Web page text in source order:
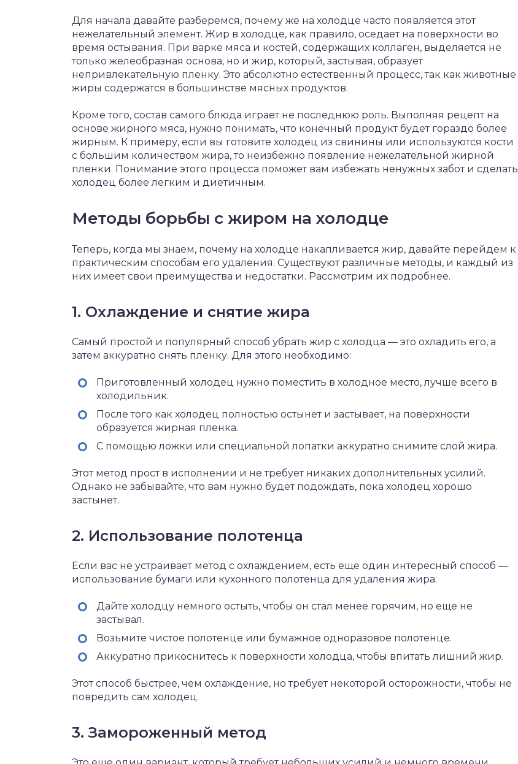
Для начала давайте разберемся, почему же на холодце часто появляется этот
нежелательный элемент. Жир в холодце, как правило, оседает на поверхности во
время остывания. При варке мяса и костей, содержащих коллаген, выделяется не
только желеобразная основа, но и жир, который, застывая, образует
непривлекательную пленку. Это абсолютно естественный процесс, так как животные
жиры содержатся в большинстве мясных продуктов.
Кроме того, состав самого блюда играет не последнюю роль. Выполняя рецепт на
основе жирного мяса, нужно понимать, что конечный продукт будет гораздо более
жирным. К примеру, если вы готовите холодец из свинины или используются кости
с большим количеством жира, то неизбежно появление нежелательной жирной
пленки. Понимание этого процесса поможет вам избежать ненужных забот и сделать
холодец более легким и диетичным.
Методы борьбы с жиром на холодце
Теперь, когда мы знаем, почему на холодце накапливается жир, давайте перейдем к
практическим способам его удаления. Существуют различные методы, и каждый из
них имеет свои преимущества и недостатки. Рассмотрим их подробнее.
1. Охлаждение и снятие жира
Самый простой и популярный способ убрать жир с холодца — это охладить его, а
затем аккуратно снять пленку. Для этого необходимо:
Приготовленный холодец нужно поместить в холодное место, лучше всего в
холодильник.
После того как холодец полностью остынет и застывает, на поверхности
образуется жирная пленка.
С помощью ложки или специальной лопатки аккуратно снимите слой жира.
Этот метод прост в исполнении и не требует никаких дополнительных усилий.
Однако не забывайте, что вам нужно будет подождать, пока холодец хорошо
застынет.
2. Использование полотенца
Если вас не устраивает метод с охлаждением, есть еще один интересный способ —
использование бумаги или кухонного полотенца для удаления жира:
Дайте холодцу немного остыть, чтобы он стал менее горячим, но еще не
застывал.
Возьмите чистое полотенце или бумажное одноразовое полотенце.
Аккуратно прикоснитесь к поверхности холодца, чтобы впитать лишний жир.
Этот способ быстрее, чем охлаждение, но требует некоторой осторожности, чтобы не
повредить сам холодец.
3. Замороженный метод